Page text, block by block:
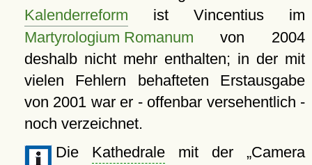
Kalenderreform ist Vincentius im
Martyrologium Romanum von 2004
deshalb nicht mehr enthalten; in der mit
vielen Fehlern behafteten Erstausgabe
von 2001 war er - offenbar versehentlich -
noch verzeichnet.
Die Kathedralemit der
Camera